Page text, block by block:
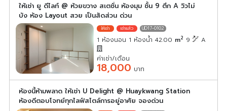
ให้เช่า ยู ดีไลท์ @ ห้วยขวาง สเตชั่น ห้องมุม ชั้น 9 ตึก A วิวไม่
บัง ห้อง Layout สวย เป็นสัดส่วน ด่วน
UD17-0102
1 ห้องนอน 1 ห้องน้ำ 42.00 m2 9 A
ค่าเช่า/เดือน
18,000 บาท
ห้องนี้ห้ามพลาด ให้เช่า U Delight @ Huaykwang Station
ห้องดีตอบโจทย์ทุกไลฟ์สไตล์การอยู่อาศัย จองด่วน